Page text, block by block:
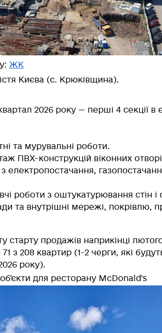
ЖК
Києва (с. Крюківщина).
2026 року — перші 4 секції в
та мурувальні роботи.
ПВХ-конструкцій віконних
електропостачання,
роботи з оштукатурювання стін і
та внутрішні мережі, покрівлю,
старту продажів наприкінці
з 208 квартир (1-2 черги, які
року).
для ресторану McDonald's